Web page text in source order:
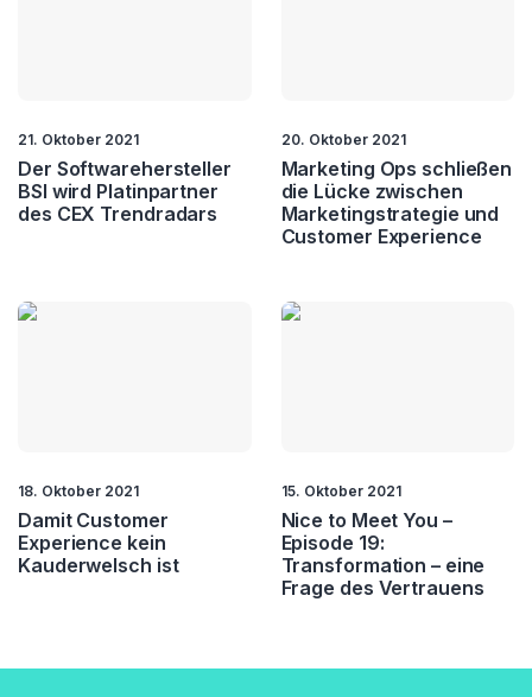
21. Oktober 2021
Der Softwarehersteller
BSI wird Platinpartner
des CEX Trendradars
20. Oktober 2021
Marketing Ops schließen
die Lücke zwischen
Marketingstrategie und
Customer Experience
18. Oktober 2021
Damit Customer
Experience kein
Kauderwelsch ist
15. Oktober 2021
Nice to Meet You –
Episode 19:
Transformation – eine
Frage des Vertrauens